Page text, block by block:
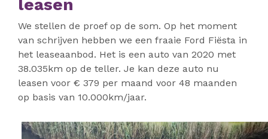
leasen
We stellen de proef op de som. Op het moment
van schrijven hebben we een fraaie Ford Fiësta in
het leaseaanbod. Het is een auto van 2020 met
38.035km op de teller. Je kan deze auto nu
leasen voor € 379 per maand voor 48 maanden
op basis van 10.000km/jaar.